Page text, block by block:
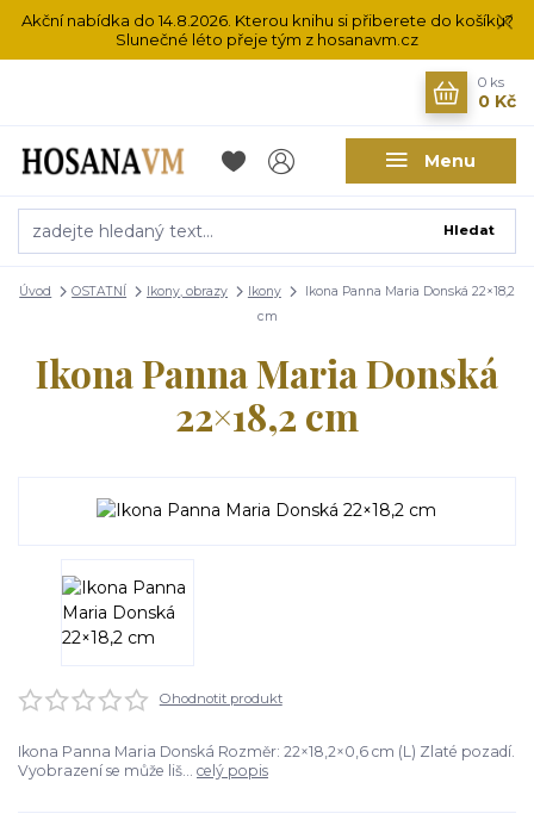
Akční nabídka do 14.8.2026. Kterou knihu si přiberete do košíku?
Slunečné léto přeje tým z hosanavm.cz
Menu
Hledat
0 ks
0 Kč
Úvod OSTATNÍ Ikony, obrazy Ikony
Ikona Panna Maria Donská 22×18,2
cm
Ikona Panna Maria Donská
22×18,2 cm
Ohodnotit produkt
Ikona Panna Maria Donská Rozměr: 22×18,2×0,6 cm (L) Zlaté pozadí.
Vyobrazení se může liš... celý popis